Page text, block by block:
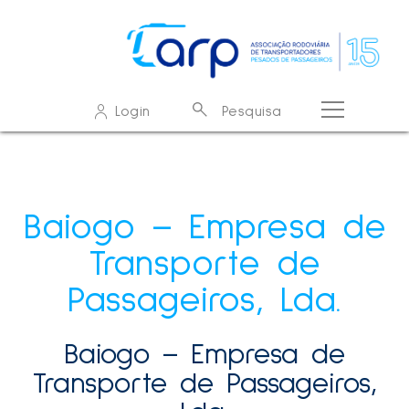
Login Pesquisa
Baiogo – Empresa de
Transporte de
Passageiros, Lda.
Baiogo – Empresa de
Transporte de Passageiros,
O que procura?